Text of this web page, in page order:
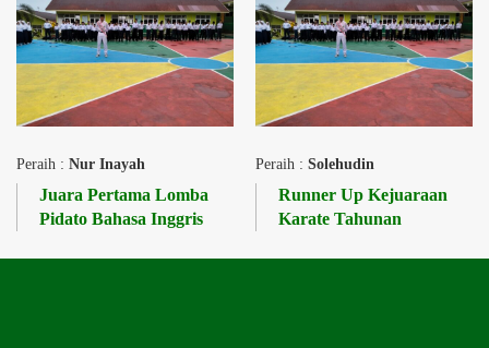
Peraih : Nur Inayah
Juara Pertama Lomba
Pidato Bahasa Inggris
Peraih : Solehudin
Runner Up Kejuaraan
Karate Tahunan